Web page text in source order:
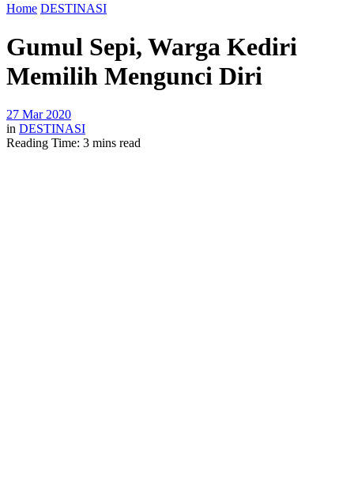
Home DESTINASI
Gumul Sepi, Warga Kediri
Memilih Mengunci Diri
27 Mar 2020
in DESTINASI
Reading Time: 3 mins read